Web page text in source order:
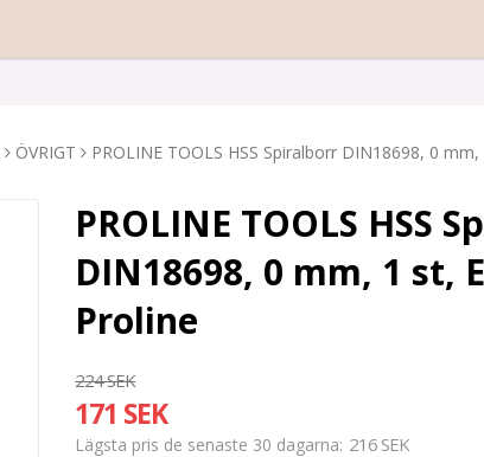
ÖVRIGT PROLINE TOOLS HSS Spiralborr DIN18698, 0
PROLINE TOOLS HSS
DIN18698, 0 mm, 1 st,
Proline
224 SEK
171 SEK
Lägsta pris de senaste 30 dagarna 216 SEK